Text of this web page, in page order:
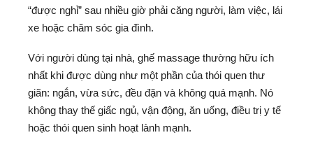
“được nghỉ” sau nhiều giờ phải căng người, làm việc, lái
xe hoặc chăm sóc gia đình.
Với người dùng tại nhà, ghế massage thường hữu ích
nhất khi được dùng như một phần của thói quen thư
giãn: ngắn, vừa sức, đều đặn và không quá mạnh. Nó
không thay thế giấc ngủ, vận động, ăn uống, điều trị y tế
hoặc thói quen sinh hoạt lành mạnh.